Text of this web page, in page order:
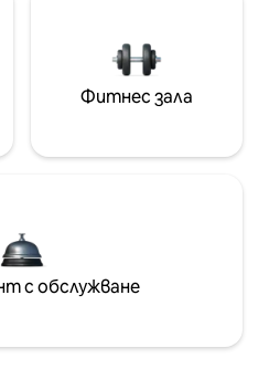
Фитнес зала
с обслужване